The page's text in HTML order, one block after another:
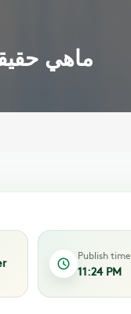
ماهي
Publish time
11:24 PM